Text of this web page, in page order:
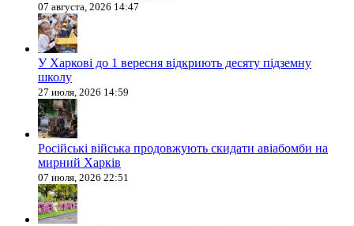
07 августа, 2026 14:47
У Харкові до 1 вересня відкриють десяту підземну
школу
27 июля, 2026 14:59
Російські війська продовжують скидати авіабомби на
мирний Харків
07 июля, 2026 22:51